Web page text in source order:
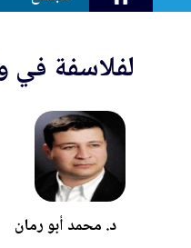
لفلاسفة في
د. محمد أبو رمان